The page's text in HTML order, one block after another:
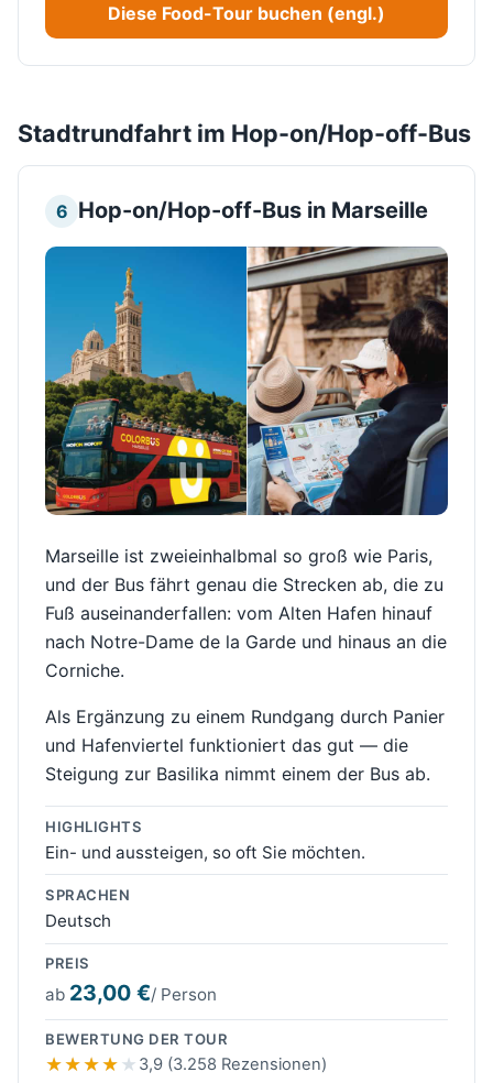
Diese Food-Tour buchen (engl.)
Stadtrundfahrt im Hop-on/Hop-off-Bus
6 Hop-on/Hop-off-Bus in Marseille
Marseille ist zweieinhalbmal so groß wie Paris,
und der Bus fährt genau die Strecken ab, die zu
Fuß auseinanderfallen: vom Alten Hafen hinauf
nach Notre-Dame de la Garde und hinaus an die
Corniche.
Als Ergänzung zu einem Rundgang durch Panier
und Hafenviertel funktioniert das gut — die
Steigung zur Basilika nimmt einem der Bus ab.
HIGHLIGHTS
Ein- und aussteigen, so oft Sie möchten.
SPRACHEN
Deutsch
PREIS
ab 23,00 €/ Person
BEWERTUNG DER TOUR
3,9 (3.258 Rezensionen)